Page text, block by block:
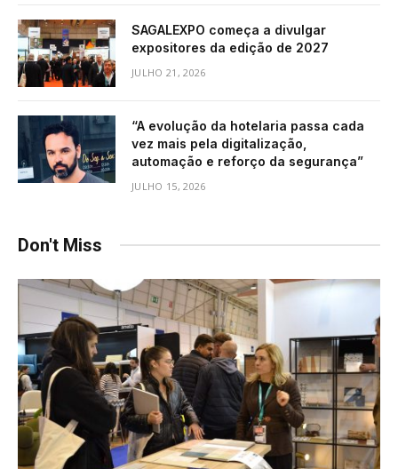
SAGALEXPO começa a divulgar
expositores da edição de 2027
JULHO 21, 2026
“A evolução da hotelaria passa cada
vez mais pela digitalização,
automação e reforço da segurança”
JULHO 15, 2026
Don't Miss